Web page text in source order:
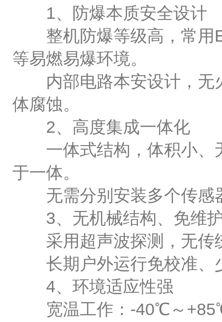
1、防爆本质安全设计
整机防爆等级高，常用
等易燃易爆环境。
内部电路本安设计，无
体腐蚀。
2、高度集成一体化
一体式结构，体积小、
于一体。
无需分别安装多个传感
3、无机械结构、免维
采用超声波探测，无传
长期户外运行免校准、
4、环境适应性强
宽温工作：-40℃～